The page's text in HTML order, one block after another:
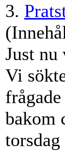
3.
Just
Vi
bakom